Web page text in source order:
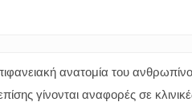
ανατομία του
γίνονται αναφορές σε